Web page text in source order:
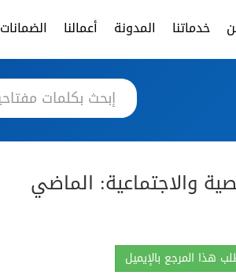
خدماتنا المدونة أعمالنا الضمانات
والاجتماعية: الماضي
هذا المرجع بالإيميل